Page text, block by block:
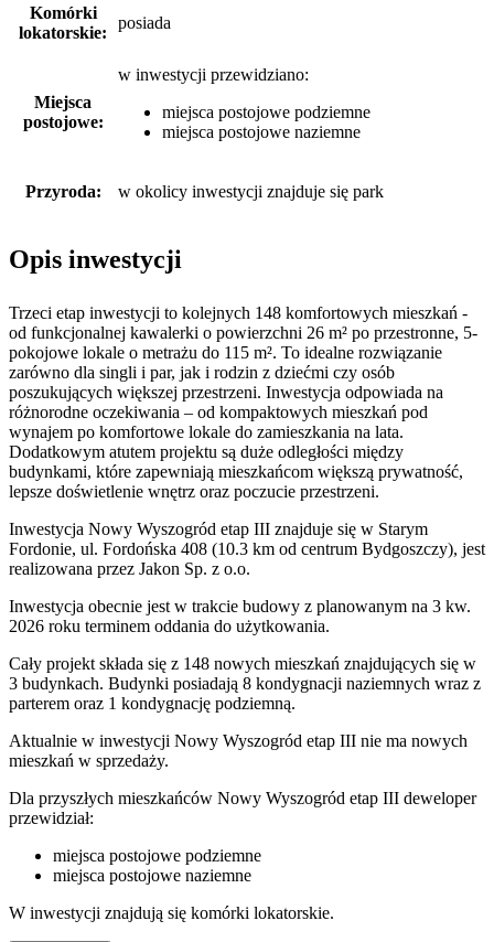
Komórki
lokatorskie:
posiada
Miejsca
postojowe:
w inwestycji przewidziano:
miejsca postojowe podziemne
miejsca postojowe naziemne
Przyroda: w okolicy inwestycji znajduje się park
Opis inwestycji
Trzeci etap inwestycji to kolejnych 148 komfortowych mieszkań -
od funkcjonalnej kawalerki o powierzchni 26 m² po przestronne, 5-
pokojowe lokale o metrażu do 115 m². To idealne rozwiązanie
zarówno dla singli i par, jak i rodzin z dziećmi czy osób
poszukujących większej przestrzeni. Inwestycja odpowiada na
różnorodne oczekiwania – od kompaktowych mieszkań pod
wynajem po komfortowe lokale do zamieszkania na lata.
Dodatkowym atutem projektu są duże odległości między
budynkami, które zapewniają mieszkańcom większą prywatność,
lepsze doświetlenie wnętrz oraz poczucie przestrzeni.
Inwestycja Nowy Wyszogród etap III znajduje się w Starym
Fordonie, ul. Fordońska 408 (10.3 km od centrum Bydgoszczy), jest
realizowana przez Jakon Sp. z o.o.
Inwestycja obecnie jest w trakcie budowy z planowanym na 3 kw.
2026 roku terminem oddania do użytkowania.
Cały projekt składa się z 148 nowych mieszkań znajdujących się w
3 budynkach. Budynki posiadają 8 kondygnacji naziemnych wraz z
parterem oraz 1 kondygnację podziemną.
Aktualnie w inwestycji Nowy Wyszogród etap III nie ma nowych
mieszkań w sprzedaży.
Dla przyszłych mieszkańców Nowy Wyszogród etap III deweloper
przewidział:
miejsca postojowe podziemne
miejsca postojowe naziemne
W inwestycji znajdują się komórki lokatorskie.